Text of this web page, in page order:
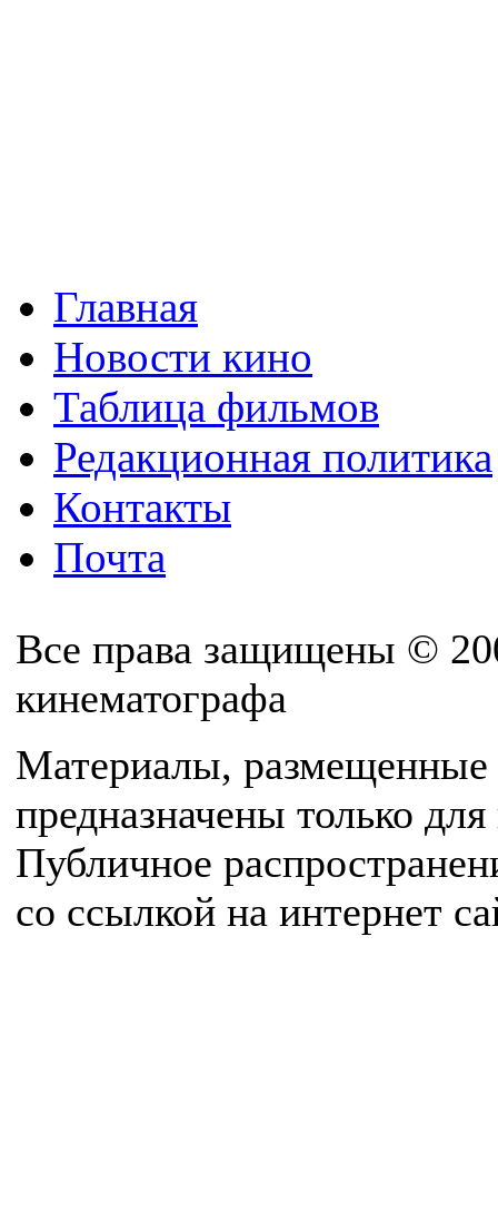
Главная
Новости кино
Таблица фильмов
Редакционная политика
Контакты
Почта
Все права защищены ©
кинематографа
Материалы, размещенные
предназначены только
Публичное
со ссылкой на интернет